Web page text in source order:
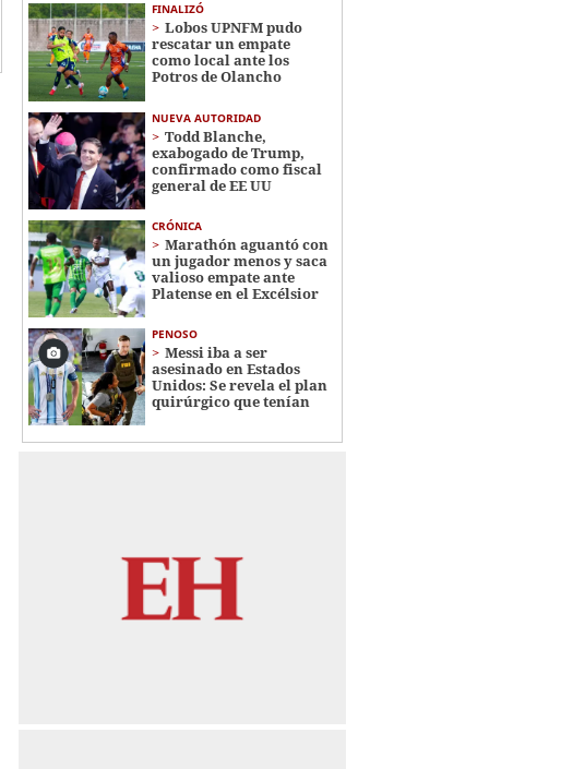
FINALIZÓ
Lobos UPNFM pudo
rescatar un empate
como local ante los
Potros de Olancho
NUEVA AUTORIDAD
Todd Blanche,
exabogado de Trump,
confirmado como fiscal
general de EE UU
CRÓNICA
Marathón aguantó con
un jugador menos y saca
valioso empate ante
Platense en el Excélsior
PENOSO
Messi iba a ser
asesinado en Estados
Unidos: Se revela el plan
quirúrgico que tenían